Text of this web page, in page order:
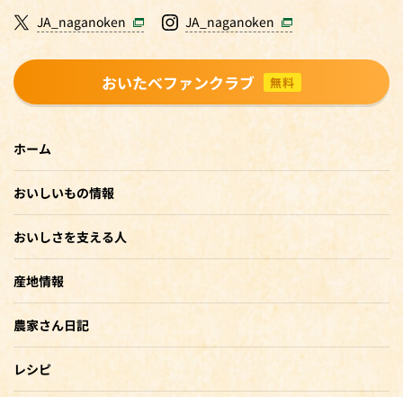
JA_naganoken
JA_naganoken
おいたべファンクラブ 無料
ホーム
おいしいもの情報
おいしさを支える人
産地情報
農家さん日記
レシピ